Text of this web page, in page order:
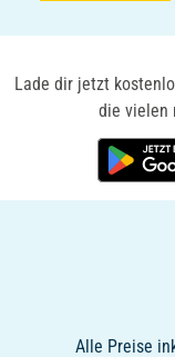
Lade dir jetzt
die vielen
Alle Preise